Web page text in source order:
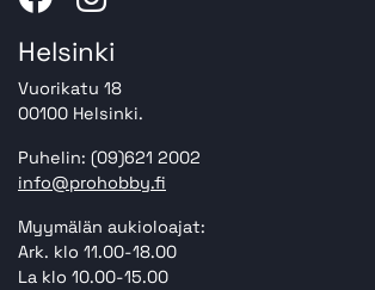
Helsinki
Vuorikatu 18
00100 Helsinki.
Puhelin: (09)621 2002
info@prohobby.fi
Myymälän aukioloajat:
Ark. klo 11.00-18.00
La klo 10.00-15.00